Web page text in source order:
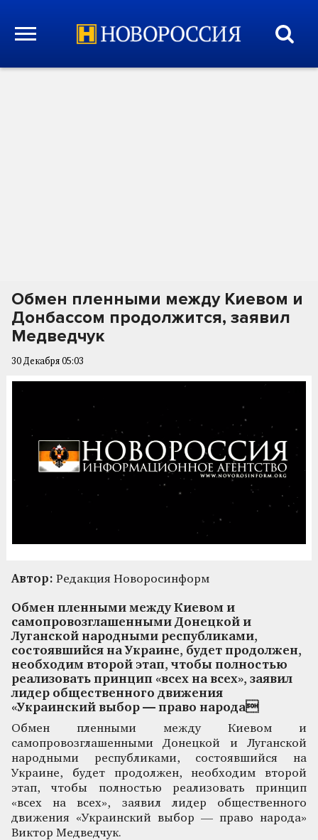
Обмен пленными между Киевом и
Донбассом продолжится, заявил
Медведчук
30 Декабря 05:03
Автор: Редакция Новоросинформ
Обмен пленными между Киевом и
самопровозглашенными Донецкой и
Луганской народными республиками,
состоявшийся на Украине, будет продолжен,
необходим второй этап, чтобы полностью
реализовать принцип «всех на всех», заявил
лидер общественного движения
«Украинский выбор — право народа
Обмен пленными между Киевом и
самопровозглашенными Донецкой и Луганской
народными республиками, состоявшийся на
Украине, будет продолжен, необходим второй
этап, чтобы полностью реализовать принцип
«всех на всех», заявил лидер общественного
движения «Украинский выбор — право народа»
Виктор Медведчук.